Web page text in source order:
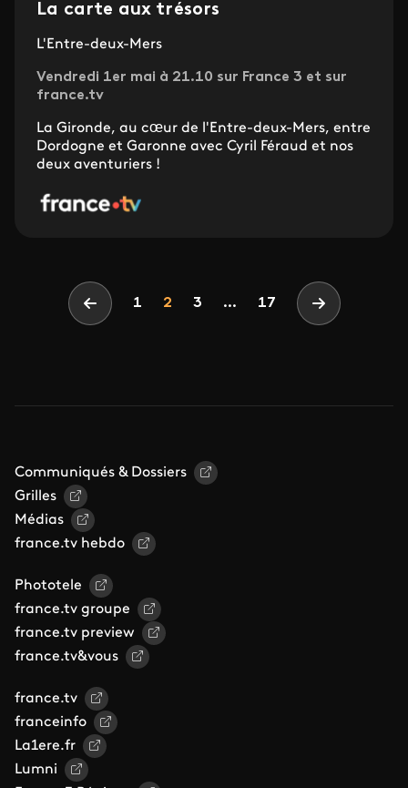
La carte aux trésors
L'Entre-deux-Mers
Vendredi 1er mai à 21.10 sur France 3 et sur
france.tv
La Gironde, au cœur de l'Entre-deux-Mers, entre
Dordogne et Garonne avec Cyril Féraud et nos
deux aventuriers !
Pagination
Page précédente
Page
1 Page
2 Page
3 ... 17 Page
Communiqués & Dossiers
Grilles
Médias
france.tv hebdo
Phototele
france.tv groupe
france.tv preview
france.tv&vous
france.tv
franceinfo
La1ere.fr
Lumni